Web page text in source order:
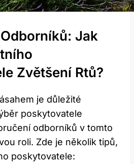
Jak
Zvětšení Rtů?
je důležité
poskytovatele
odborníků v tomto
roli. Zde je několik tipů,
poskytovatele: